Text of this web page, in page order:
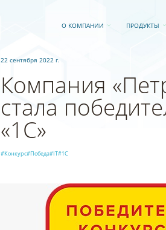
О КОМПАНИИ ПРОДУКТЫ
22 сентября 2022 г.
Компания
стала
«1С»
#Конкурс#Победа#IT#1С